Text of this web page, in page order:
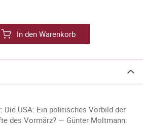
In den Warenkorb
Die USA: Ein politisches Vorbild der
des Vormärz? — Günter Moltmann: